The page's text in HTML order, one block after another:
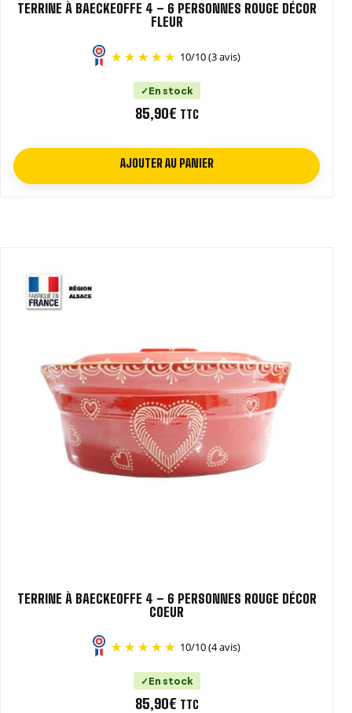
TERRINE À BAECKEOFFE 4 – 6 PERSONNES ROUGE DÉCOR
FLEUR
10/10(3 avis)
En stock
85,90€ TTC
AJOUTER AU PANIER
TERRINE À BAECKEOFFE 4 – 6 PERSONNES ROUGE DÉCOR
COEUR
10/10(4 avis)
En stock
85,90€ TTC